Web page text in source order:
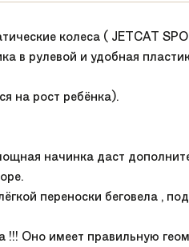
колеса ( JETCAT
в рулевой и удобная
на рост ребёнка).
начинка даст
переноски беговела ,
!!! Оно имеет правильную